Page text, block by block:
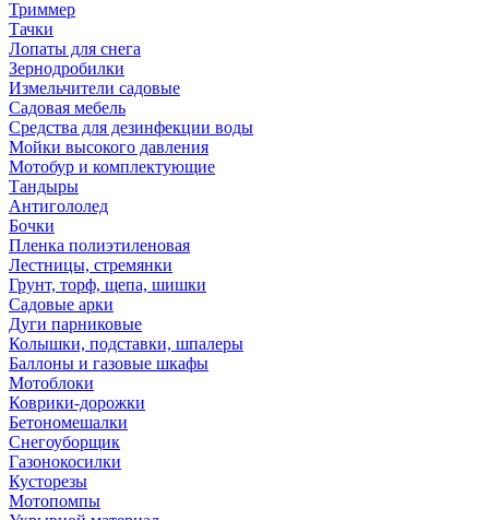
Триммер
Тачки
Лопаты для снега
Зернодробилки
Измельчители садовые
Садовая мебель
Средства для дезинфекции воды
Мойки высокого давления
Мотобур и комплектующие
Тандыры
Антигололед
Бочки
Пленка полиэтиленовая
Лестницы, стремянки
Грунт, торф, щепа, шишки
Садовые арки
Дуги парниковые
Колышки, подставки, шпалеры
Баллоны и газовые шкафы
Мотоблоки
Коврики-дорожки
Бетономешалки
Снегоуборщик
Газонокосилки
Кусторезы
Мотопомпы